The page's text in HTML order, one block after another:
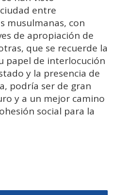
entre
musulmanas, con
de apropiación de
que se recuerde la
papel de interlocución
y la presencia de
podría ser de gran
y a un mejor camino
social para la